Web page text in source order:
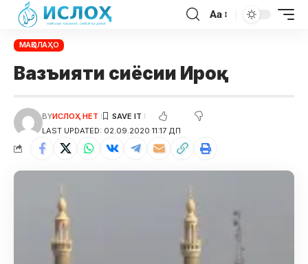
Aa
МАҚОЛАҲО
Вазъияти сиёсии Ироқ
LAST UPDATED: 02.09.2020 11:17 ДП
BYИСЛОҲ НЕТ